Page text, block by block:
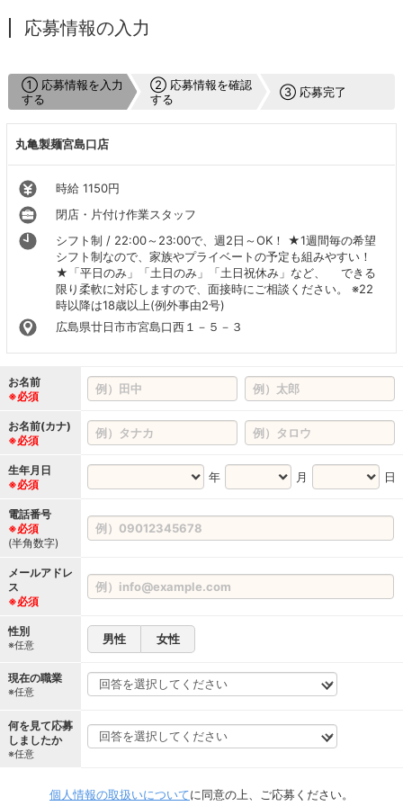
応募情報の入力
① 応募情報を入力
する
② 応募情報を確認
する
③ 応募完了
丸亀製麺宮島口店
時給 1150円
閉店・片付け作業スタッフ
シフト制 / 22:00～23:00で、週2日～OK！ ★1週間毎の希望
シフト制なので、家族やプライベートの予定も組みやすい！
★「平日のみ」「土日のみ」「土日祝休み」など、 できる
限り柔軟に対応しますので、面接時にご相談ください。 ※22
時以降は18歳以上(例外事由2号)
広島県廿日市市宮島口西１－５－３
お名前
※必須
お名前(カナ)
※必須
生年月日
※必須
年 月 日
電話番号
※必須
(半角数字)
メールアドレ
ス
※必須
性別
※任意 男性 女性
現在の職業
※任意
何を見て応募
しましたか
※任意
個人情報の取扱いについてに同意の上、ご応募ください。